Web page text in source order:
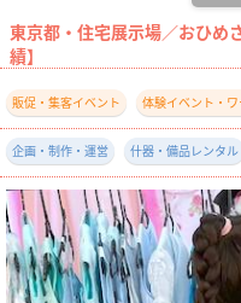
東京都・住宅展示場／おひめ
績】
販促・集客イベント 体験イベント・
企画・制作・運営 什器・備品レンタル